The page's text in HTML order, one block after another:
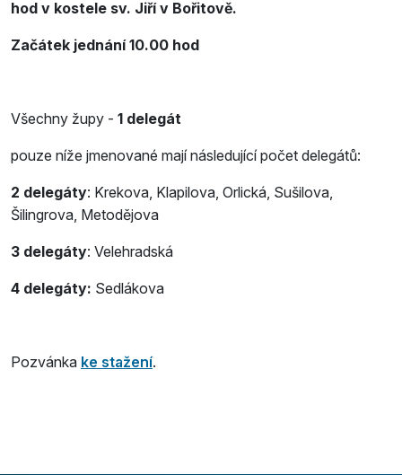
hod v kostele sv. Jiří v Bořitově.
Začátek jednání 10.00 hod
Všechny župy - 1 delegát
pouze níže jmenované mají následující počet delegátů:
2 delegáty: Krekova, Klapilova, Orlická, Sušilova,
Šilingrova, Metodějova
3 delegáty: Velehradská
4 delegáty: Sedlákova
Pozvánka ke stažení.